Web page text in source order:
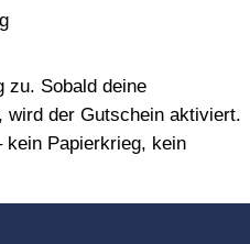
zu. Sobald deine
wird der Gutschein aktiviert.
kein Papierkrieg, kein